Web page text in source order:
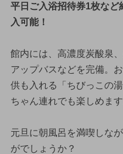
平日ご入浴招待券1枚など
入可能！
館内には、高濃度炭酸泉
アップバスなどを完備。
供も入れる「ちびっこの
ちゃん連れでも楽しめます
元旦に朝風呂を満喫しな
がでしょうか？